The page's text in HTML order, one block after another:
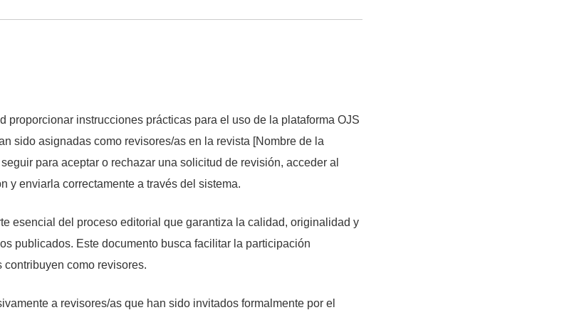
proporcionar instrucciones prácticas para el uso de la plataforma OJS
sido asignadas como revisores/as en la revista [Nombre de la
para aceptar o rechazar una solicitud de revisión, acceder al
y enviarla correctamente a través del sistema.
esencial del proceso editorial que garantiza la calidad, originalidad y
publicados. Este documento busca facilitar la participación
como revisores.
a revisores/as que han sido invitados formalmente por el